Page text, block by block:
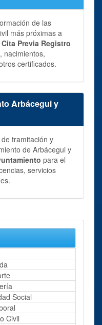
de las
más próximas a
Cita Previa Registro
nacimientos,
certificados.
Arbácegui y
tramitación y
de Arbácegui y
para el
servicios
Social
Civil